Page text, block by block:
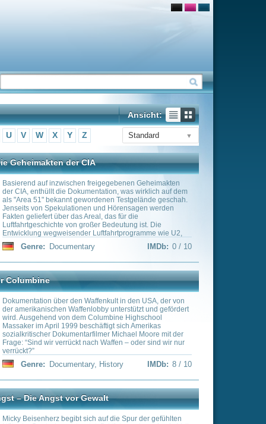
Ansicht:
Standard
Geheimakten
was wirklich auf dem
Testgelände geschah.
werden
für die
ist. Die
wie U2,
Nighthawk und des
stellten die Lufthoheit
Krieges bis hin zu
sicher
IMDb: 0 / 10
in den USA, der von
und gefördert
Highschool
sich Amerikas
Michael Moore mit der
– oder sind wir nur
IMDb: 8 / 10
Spur der gefühlten
so, dass sie ein Volk
und Sorgenmenschen
vor Gewalt, vor
IMDb:0 / 10